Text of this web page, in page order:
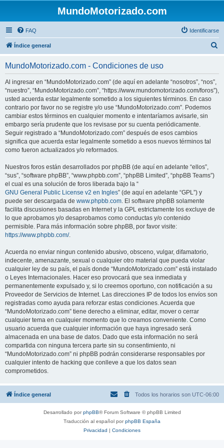
MundoMotorizado.com
FAQ Identificarse
Índice general
a
MundoMotorizado.com - Condiciones de uso
Al ingresar en “MundoMotorizado.com” (de aquí en adelante “nosotros”, “nos”,
“nuestro”, “MundoMotorizado.com”, “https://www.mundomotorizado.com/foros”),
usted acuerda estar legalmente sometido a los siguientes términos. En caso
contrario por favor no se registre y/o use “MundoMotorizado.com”. Podemos
cambiar estos términos en cualquier momento e intentaríamos avisarle, sin
embargo sería prudente que los revisase por su cuenta periódicamente.
Seguir registrado a “MundoMotorizado.com” después de esos cambios
significa que acuerda estar legalmente sometido a esos nuevos términos tal
como fueron actualizados y/o reformados.
Nuestros foros están desarrollados por phpBB (de aquí en adelante “ellos”,
“sus”, “software phpBB”, “www.phpbb.com”, “phpBB Limited”, “phpBB Teams”)
el cual es una solución de foros liberada bajo la “
GNU General Public License v2 en Ingles” (de aquí en adelante “GPL”) y
puede ser descargada de www.phpbb.com. El software phpBB solamente
facilita discusiones basadas en Internet y la GPL estrictamente los excluye de
lo que aprobamos y/o desaprobamos como conductas y/o contenido
permisible. Para más información sobre phpBB, por favor visite:
https://www.phpbb.com/.
Acuerda no enviar ningun contenido abusivo, obsceno, vulgar, difamatorio,
indecente, amenazante, sexual o cualquier otro material que pueda violar
cualquier ley de su país, el país donde “MundoMotorizado.com” está instalado
o Leyes Internacionales. Hacer eso provocará que sea inmediata y
permanentemente expulsado y, si lo creemos oportuno, con notificación a su
Proveedor de Servicios de Internet. Las direcciones IP de todos los envíos son
registradas como ayuda para reforzar estas condiciones. Acuerda que
“MundoMotorizado.com” tiene derecho a eliminar, editar, mover o cerrar
cualquier tema en cualquier momento que lo creamos conveniente. Como
usuario acuerda que cualquier información que haya ingresado será
almacenada en una base de datos. Dado que esta información no será
compartida con ninguna tercera parte sin su consentimiento, ni
“MundoMotorizado.com” ni phpBB podrán considerarse responsables por
cualquier intento de hacking que conlleve a que los datos sean
comprometidos.
Índice general Todos los horarios son UTC-06:00
Desarrollado porphpBB® Forum Software © phpBB Limited
Traducción al español porphpBB España
Privacidad | Condiciones